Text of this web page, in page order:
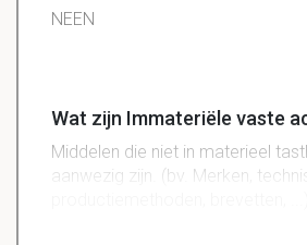
NEEN
Wat zijn Immateriële vaste
Middelen die niet in materieel
aanwezig zijn. (bv. Merken,